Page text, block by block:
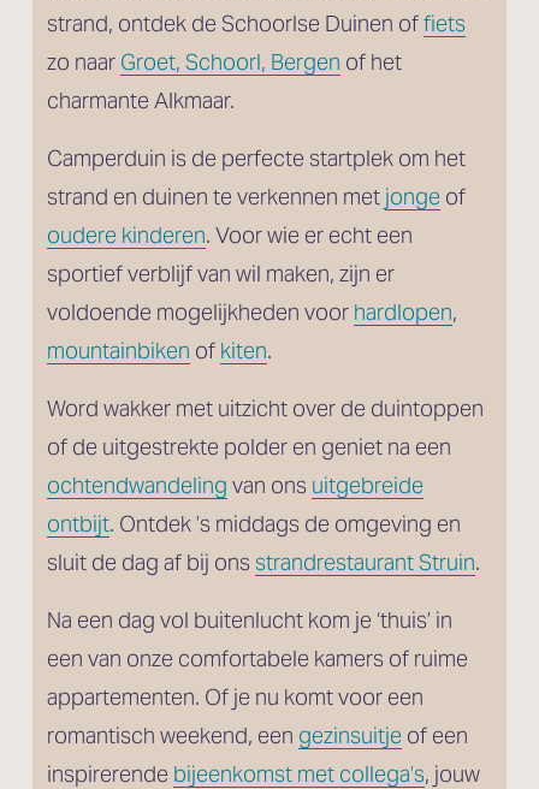
strand, ontdek de Schoorlse Duinen of fiets
zo naar Groet, Schoorl, Bergen of het
charmante Alkmaar.
Camperduin is de perfecte startplek om het
strand en duinen te verkennen met jonge of
oudere kinderen. Voor wie er echt een
sportief verblijf van wil maken, zijn er
voldoende mogelijkheden voor hardlopen
mountainbiken of kiten.
Word wakker met uitzicht over de duintoppen
ochtendwandeling van ons uitgebreide
ontbijt. Ontdek ’s middags de omgeving en
sluit de dag af bij ons strandrestaurant Struin.
Na een dag vol buitenlucht kom je ‘thuis’ in
een van onze comfortabele kamers of ruime
appartementen. Of je nu komt voor een
romantisch weekend, een gezinsuitje of een
inspirerende bijeenkomst met collega’s, jouw